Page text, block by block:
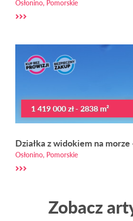
Osłonino, Pomorskie
1 419 000 zł - 2838 m²
Działka z widokiem na morze
Osłonino, Pomorskie
Zobacz